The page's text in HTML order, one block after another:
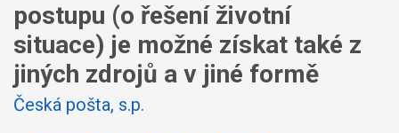
postupu (o řešení životní
situace) je možné získat také z
jiných zdrojů a v jiné formě
Česká pošta, s.p.